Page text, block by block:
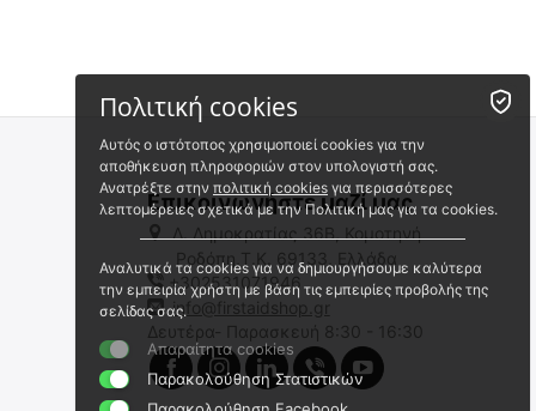
✔
✔
KASK QUANTUM Κράνος
Διάσωσης &
Δασοπυρόσβεσης - Κίτρινο
Υψηλής Ορατότητας /
WHE00095-450 YELLOW FLUO/RED
Άμεσα διαθέσιμο
Αποστολή εντός 24 ωρών
✔
✔
KASK QUANTUM CABRIO
Κράνος Διάσωσης &
Δασοπυρόσβεσης - Κίτρινο
Υψηλής Ορατότητας
WHE00096-221
Άμεσα διαθέσιμο
Αποστολή εντός 24 ωρών
Επικοινωνήστε μαζί μας
Λ. Δημοκρατίας 36Β, Κομοτηνή
Ροδόπη,Τ.Κ. 69133, Ελλάδα
+302531071946
info@firstaidshop.gr
Δευτέρα- Παρασκευή 8:30 - 16:30
Πολιτική cookies
Αυτός ο ιστότοπος χρησιμοποιεί cookies για την
αποθήκευση πληροφοριών στον υπολογιστή σας.
Ανατρέξτε στην πολιτική cookies για περισσότερες
λεπτομέρειες σχετικά με την Πολιτική μας για τα cookies.
Αναλυτικά τα cookies για να δημιουργήσουμε καλύτερα
την εμπειρία χρήστη με βάση τις εμπειρίες προβολής της
σελίδας σας.
Απαραίτητα cookies
Παρακολούθηση Στατιστικών